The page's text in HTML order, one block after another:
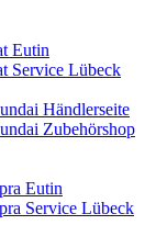
Eutin
Service Lübeck
Händlerseite
Zubehörshop
Eutin
Service Lübeck